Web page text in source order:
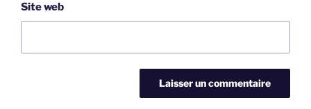
Site web